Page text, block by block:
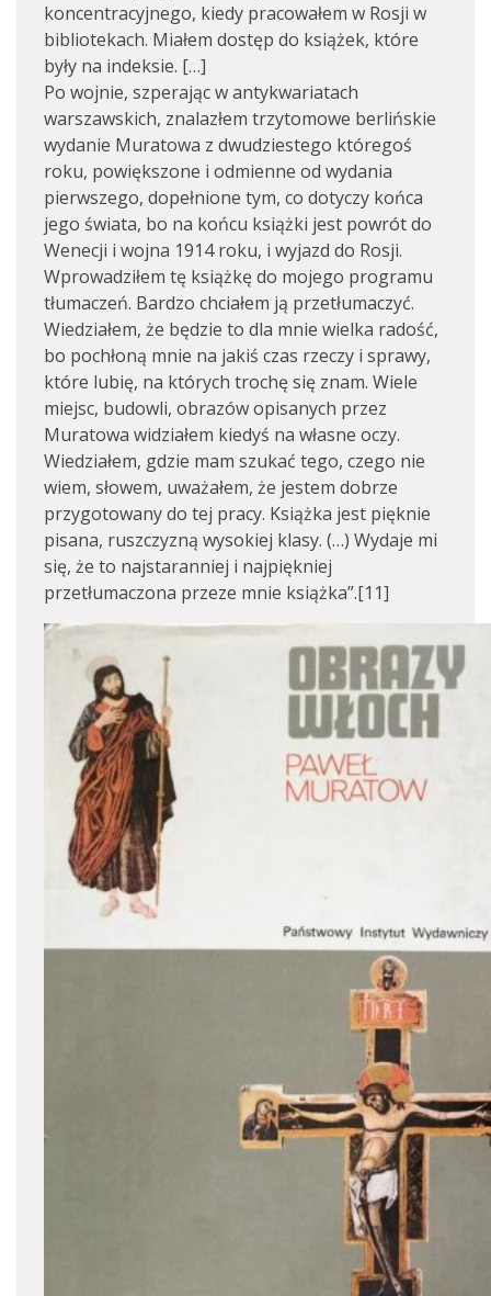
koncentracyjnego, kiedy pracowałem w Rosji w
bibliotekach. Miałem dostęp do książek, które
były na indeksie. […]
Po wojnie, szperając w antykwariatach
warszawskich, znalazłem trzytomowe berlińskie
wydanie Muratowa z dwudziestego któregoś
roku, powiększone i odmienne od wydania
pierwszego, dopełnione tym, co dotyczy końca
jego świata, bo na końcu książki jest powrót do
Wenecji i wojna 1914 roku, i wyjazd do Rosji.
Wprowadziłem tę książkę do mojego programu
tłumaczeń. Bardzo chciałem ją przetłumaczyć.
Wiedziałem, że będzie to dla mnie wielka radość,
bo pochłoną mnie na jakiś czas rzeczy i sprawy,
które lubię, na których trochę się znam. Wiele
miejsc, budowli, obrazów opisanych przez
Muratowa widziałem kiedyś na własne oczy.
Wiedziałem, gdzie mam szukać tego, czego nie
wiem, słowem, uważałem, że jestem dobrze
przygotowany do tej pracy. Książka jest pięknie
pisana, ruszczyzną wysokiej klasy. (…) Wydaje mi
się, że to najstaranniej i najpiękniej
przetłumaczona przeze mnie książka”.[11]